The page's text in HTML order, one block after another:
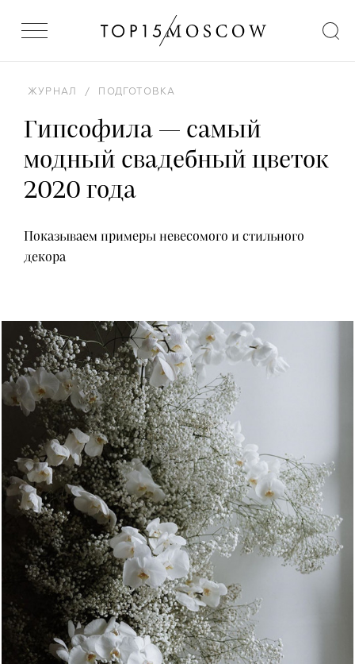
ЖУРНАЛ / ПОДГОТОВКА
Гипсофила — самый
модный свадебный цветок
2020 года
Показываем примеры невесомого и стильного
декора